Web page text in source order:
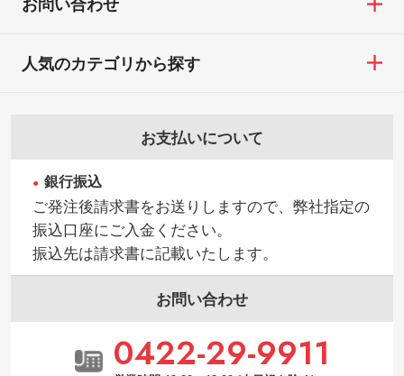
お支払いについて
銀行振込
ご発注後請求書をお送りしますので、弊社指定の
振込口座にご入金ください。
振込先は請求書に記載いたします。
お問い合わせ
0422-29-9911
人気のカテゴリから探す